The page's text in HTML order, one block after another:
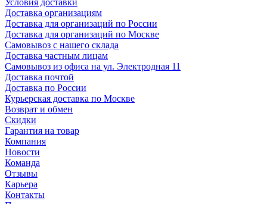
Условия доставки
Доставка организациям
Доставка для организаций по России
Доставка для организаций по Москве
Самовывоз с нашего склада
Доставка частным лицам
Самовывоз из офиса на ул. Электродная 11
Доставка почтой
Доставка по России
Курьерская доставка по Москве
Возврат и обмен
Скидки
Гарантия на товар
Компания
Новости
Команда
Отзывы
Карьера
Контакты